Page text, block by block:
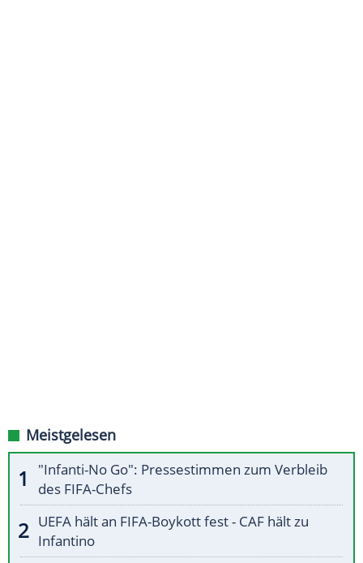
Meistgelesen
"Infanti-No Go": Pressestimmen zum Verbleib
des FIFA-Chefs
UEFA hält an FIFA-Boykott fest - CAF hält zu
Infantino